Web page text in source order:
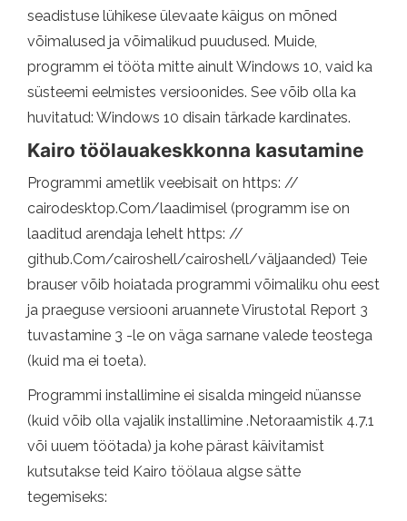
seadistuse lühikese ülevaate käigus on mõned
võimalused ja võimalikud puudused. Muide,
programm ei tööta mitte ainult Windows 10, vaid ka
süsteemi eelmistes versioonides. See võib olla ka
huvitatud: Windows 10 disain tärkade kardinates.
Kairo töölauakeskkonna kasutamine
Programmi ametlik veebisait on https: //
cairodesktop.Com/laadimisel (programm ise on
laaditud arendaja lehelt https: //
github.Com/cairoshell/cairoshell/väljaanded) Teie
brauser võib hoiatada programmi võimaliku ohu eest
ja praeguse versiooni aruannete Virustotal Report 3
tuvastamine 3 -le on väga sarnane valede teostega
(kuid ma ei toeta).
Programmi installimine ei sisalda mingeid nüansse
(kuid võib olla vajalik installimine .Netoraamistik 4.7.1
või uuem töötada) ja kohe pärast käivitamist
kutsutakse teid Kairo töölaua algse sätte
tegemiseks: